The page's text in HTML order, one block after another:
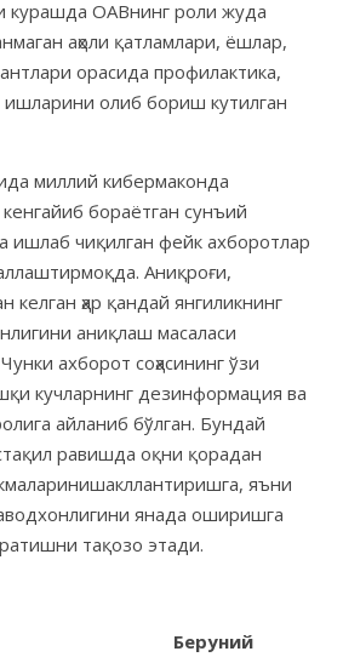
курашда ОАВнинг роли жуда
аҳоли қатламлари, ёшлар,
орасида профилактика,
ишларини олиб бориш кутилган
миллий кибермаконда
бораётган сунъий
ишлаб чиқилган фейк ахборотлар
Аниқроғи,
ҳар қандай янгиликнинг
аниқлаш масаласи
ахборот соҳасининг ўзи
кучларнинг дезинформация ва
айланиб бўлган. Бундай
равишда оқни қорадан
яъни
янада оширишга
тақозо этади.
Беруний